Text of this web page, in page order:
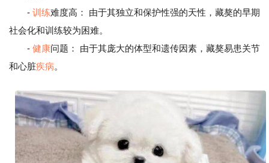
- 训练难度高： 由于其独立和保护性强的天性，藏獒的早期
社会化和训练较为困难。
- 健康问题： 由于其庞大的体型和遗传因素，藏獒易患关节
和心脏疾病。